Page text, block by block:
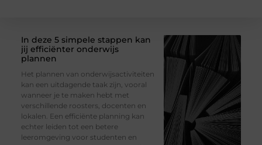
In deze 5 simpele stappen kan
jij efficiënter onderwijs
plannen
Het plannen van onderwijsactiviteiten
kan een uitdagende taak zijn, vooral
wanneer je te maken hebt met
verschillende roosters, docenten en
lokalen. Een efficiënte planning kan
echter leiden tot een betere
leeromgeving voor studenten en